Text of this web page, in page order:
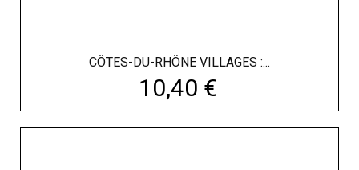
CÔTES-DU-RHÔNE VILLAGES :...
Prix
10,40 €